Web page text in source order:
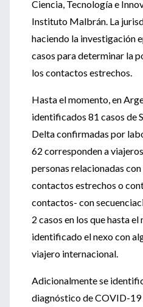
Ciencia, Tecnología e
Instituto Malbrán. La
haciendo la investigación
casos para determinar la
los contactos estrechos.
Hasta el momento, en
identificados 81 casos de
Delta confirmadas por
62 corresponden a
personas relacionadas
contactos estrechos o
contactos- con
2 casos en los que hasta
identificado el nexo con
viajero internacional.
Adicionalmente se
diagnóstico de COVID-19